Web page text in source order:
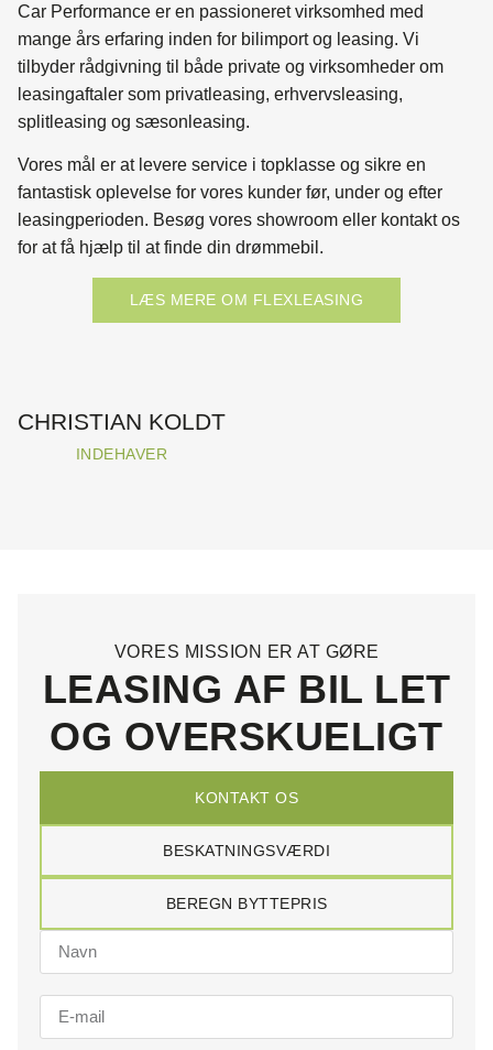
Car Performance er en passioneret virksomhed med
mange års erfaring inden for bilimport og leasing. Vi
tilbyder rådgivning til både private og virksomheder om
leasingaftaler som privatleasing, erhvervsleasing,
splitleasing og sæsonleasing.
Vores mål er at levere service i topklasse og sikre en
fantastisk oplevelse for vores kunder før, under og efter
leasingperioden. Besøg vores showroom eller kontakt os
for at få hjælp til at finde din drømmebil.
LÆS MERE OM FLEXLEASING
CHRISTIAN KOLDT
INDEHAVER
VORES MISSION ER AT GØRE
LEASING AF BIL LET
OG OVERSKUELIGT
KONTAKT OS
BESKATNINGSVÆRDI
BEREGN BYTTEPRIS